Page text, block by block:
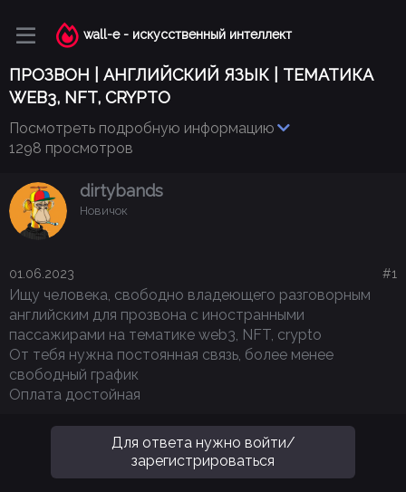
wall-e - искусственный интеллект
ПРОЗВОН | АНГЛИЙСКИЙ ЯЗЫК | ТЕМАТИКА
WEB3, NFT, CRYPTO
Посмотреть подробную информацию
1298 просмотров
dirtybands
Новичок
01.06.2023 #1
Ищу человека, свободно владеющего разговорным
английским для прозвона с иностранными
пассажирами на тематикe web3, NFT, crypto
От тебя нужна постоянная связь, более менее
свободный график
Оплата достойная
Для ответа нужно войти/
зарегистрироваться